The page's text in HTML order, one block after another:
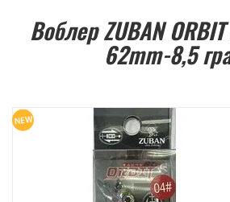
Воблер ZUBAN
62mm-8,5